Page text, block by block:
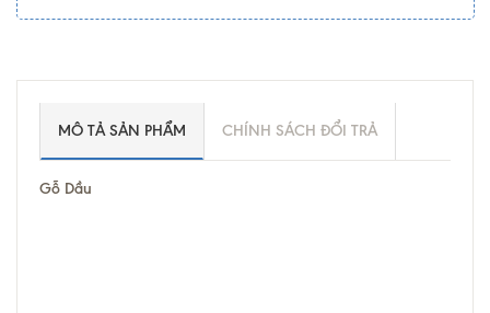
MÔ TẢ SẢN PHẨM CHÍNH SÁCH ĐỔI TRẢ
Gỗ Dầu